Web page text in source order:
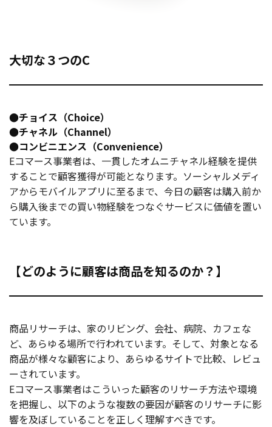
大切な３つのC
●チョイス（Choice）
●チャネル（Channel）
●コンビニエンス（Convenience）
Eコマース事業者は、一貫したオムニチャネル経験を提供
することで顧客獲得が可能となります。ソーシャルメディ
アからモバイルアプリに至るまで、今日の顧客は購入前か
ら購入後までの買い物経験をつなぐサービスに価値を置い
ています。
【どのように顧客は商品を知るのか？】
商品リサーチは、家のリビング、会社、病院、カフェな
ど、あらゆる場所で行われています。そして、対象となる
商品が様々な顧客により、あらゆるサイトで比較、レビュ
ーされています。
Eコマース事業者はこういった顧客のリサーチ方法や環境
を把握し、以下のような複数の要因が顧客のリサーチに影
響を及ぼしていることを正しく理解すべきです。